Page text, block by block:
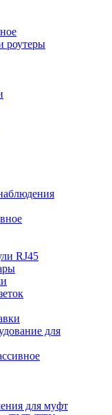
роутеры
RJ45
для
для муфт